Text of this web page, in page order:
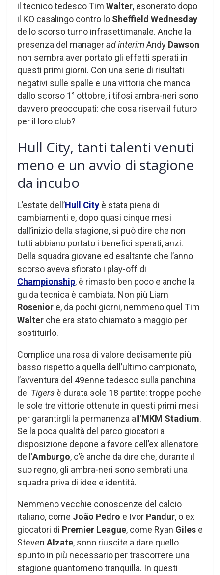
il tecnico tedesco Tim Walter, esonerato dopo
il KO casalingo contro lo Sheffield Wednesday
dello scorso turno infrasettimanale. Anche la
presenza del managerad interimAndy Dawson
non sembra aver portato gli effetti sperati in
questi primi giorni. Con una serie di risultati
negativi sulle spalle e una vittoria che manca
dallo scorso 1° ottobre, i tifosi ambra-neri sono
davvero preoccupati: che cosa riserva il futuro
per il loro club?
Hull City, tanti talenti venuti
meno e un avvio di stagione
da incubo
L’estate dell’Hull City è stata piena di
cambiamenti e, dopo quasi cinque mesi
dall’inizio della stagione, si può dire che non
tutti abbiano portato i benefici sperati, anzi.
Della squadra giovane ed esaltante che l’anno
scorso aveva sfiorato i play-off di
Championship, è rimasto ben poco e anche la
guida tecnica è cambiata. Non più Liam
Rosenior e, da pochi giorni, nemmeno quel Tim
Walter che era stato chiamato a maggio per
sostituirlo.
Complice una rosa di valore decisamente più
basso rispetto a quella dell’ultimo campionato,
l’avventura del 49enne tedesco sulla panchina
dei Tigers è durata sole 18 partite: troppe poche
le sole tre vittorie ottenute in questi primi mesi
per garantirgli la permanenza all’MKM Stadium.
Se la poca qualità del parco giocatori a
disposizione depone a favore dell’ex allenatore
dell’Amburgo, c’è anche da dire che, durante il
suo regno, gli ambra-neri sono sembrati una
squadra priva di idee e identità.
Nemmeno vecchie conoscenze del calcio
italiano, come João Pedro e Ivor Pandur, o ex
giocatori di Premier League, come Ryan Giles e
Steven Alzate, sono riuscite a dare quello
spunto in più necessario per trascorrere una
stagione quantomeno tranquilla. In questi